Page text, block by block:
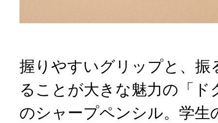
握りやすいグリップと、振
ることが大きな魅力の「ド
のシャープペンシル。学生